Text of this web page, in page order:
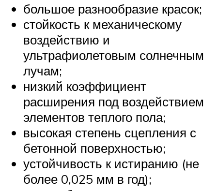
большое разнообразие красок;
стойкость к механическому
воздействию и
ультрафиолетовым солнечным
лучам;
низкий коэффициент
расширения под воздействием
элементов теплого пола;
высокая степень сцепления с
бетонной поверхностью;
устойчивость к истиранию (не
более 0,025 мм в год);